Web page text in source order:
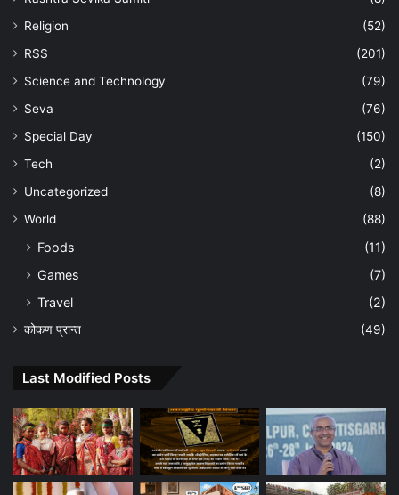
Religion
(52)
RSS
(201)
Science and Technology
(79)
Seva
(76)
Special Day
(150)
Tech
(2)
Uncategorized
(8)
World
(88)
Foods
(11)
Games
(7)
Travel
(2)
कोकण प्रान्त (49)
Last Modified Posts